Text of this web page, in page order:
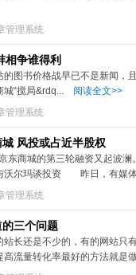
管理系统
相争谁得利
书价格战早已不是新闻，且
“搅局&rdq...
阅读全文>>
管理系统
风投或占近半股权
商城的第三轮融资又起波澜
尔玛谈投资 昨日，有媒体
管理系统
三个问题
还是不少的，有的网站只有
流量转化率最好的方法就是